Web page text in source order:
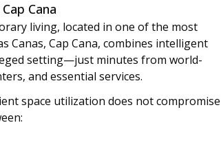
Cana
living, located in one of the most
Canas, Cap Cana, combines intelligent
setting—just minutes from world-
and essential services.
space utilization does not compromise